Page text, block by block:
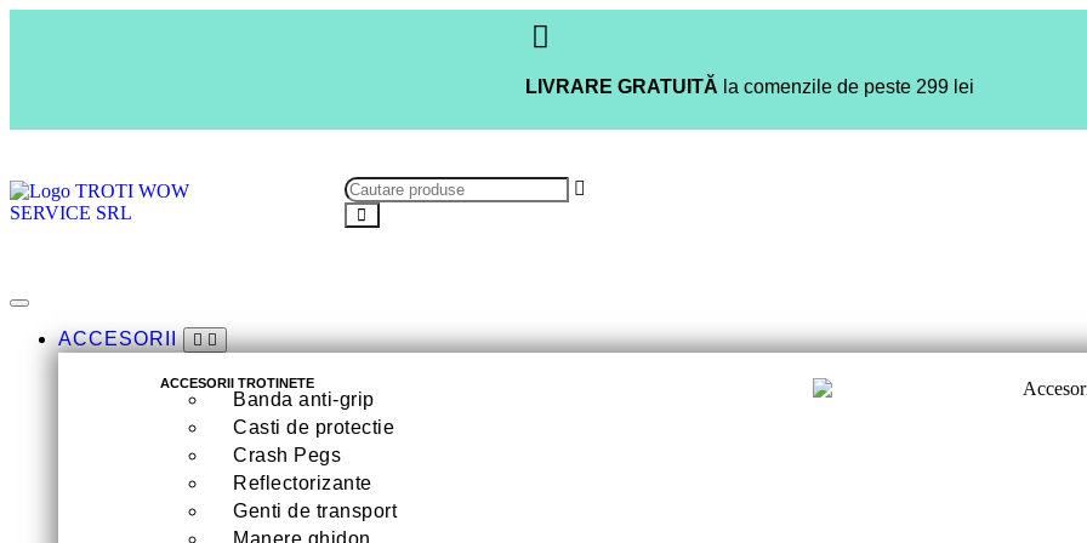
LIVRARE GRATUITĂ la comenzile de peste 299 lei
ACCESORII
ACCESORII TROTINETE
Banda anti-grip
Casti de protectie
Crash Pegs
Reflectorizante
Genti de transport
Manere ghidon